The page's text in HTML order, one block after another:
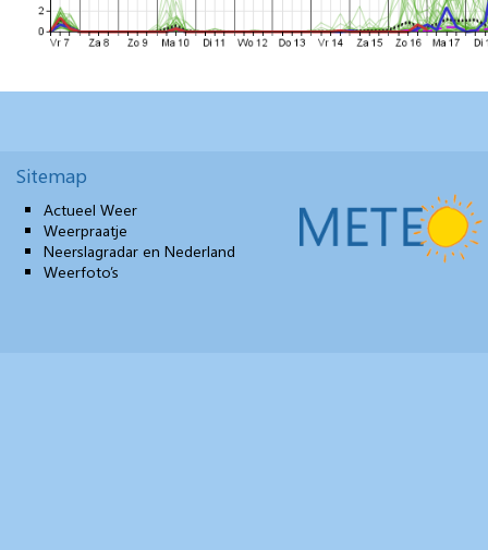
Sitemap
Actueel Weer
Weerpraatje
Neerslagradar en Nederland
Weerfoto’s